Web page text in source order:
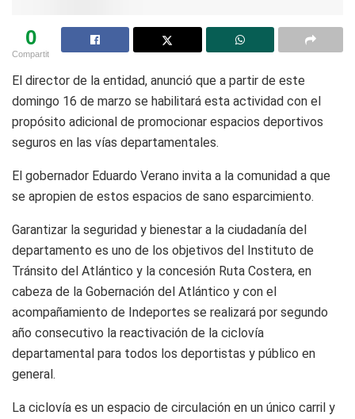
0
Compartit
El director de la entidad, anunció que a partir de este
domingo 16 de marzo se habilitará esta actividad con el
propósito adicional de promocionar espacios deportivos
seguros en las vías departamentales.
El gobernador Eduardo Verano invita a la comunidad a que
se apropien de estos espacios de sano esparcimiento.
Garantizar la seguridad y bienestar a la ciudadanía del
departamento es uno de los objetivos del Instituto de
Tránsito del Atlántico y la concesión Ruta Costera, en
cabeza de la Gobernación del Atlántico y con el
acompañamiento de Indeportes se realizará por segundo
año consecutivo la reactivación de la ciclovía
departamental para todos los deportistas y público en
general.
La ciclovía es un espacio de circulación en un único carril y